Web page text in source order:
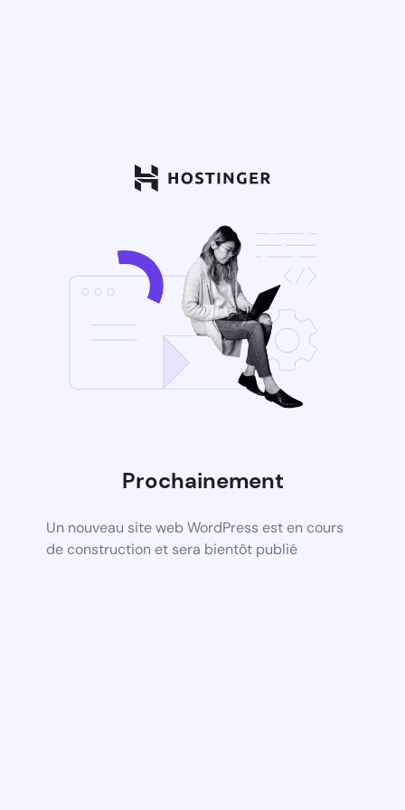
Prochainement
Un nouveau site web WordPress est en cours
de construction et sera bientôt publié